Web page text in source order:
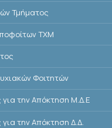
Τμήματος
ΤΧΜ
Φοιτητών
για την Απόκτηση Μ.Δ.Ε
την Απόκτηση Δ.Δ.